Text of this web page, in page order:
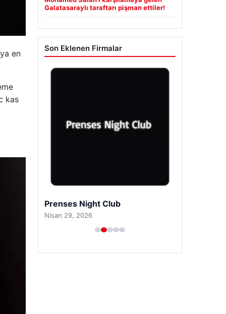
en
kas
Galatasaraylı taraftarı pişman ettiler!
Son Eklenen Firmalar
Prenses Night Club
Nisan 29, 2026